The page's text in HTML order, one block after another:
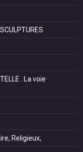
. La voie
Religieux,